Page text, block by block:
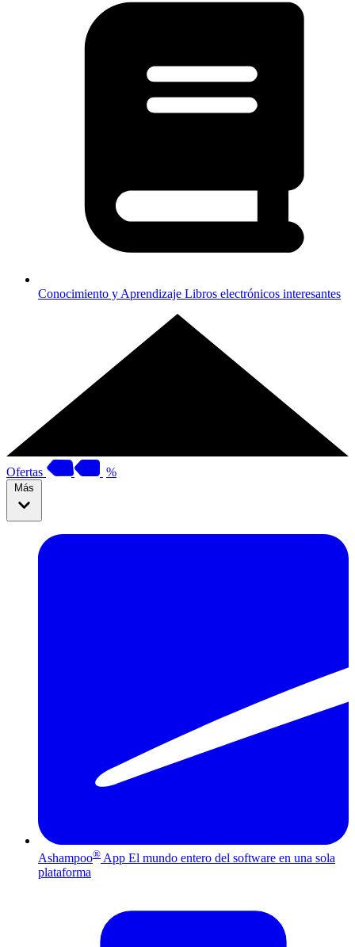
Conocimiento y Aprendizaje Libros electrónicos interesantes
Ofertas %
Más
Ashampoo® App El mundo entero del software en una sola
plataforma